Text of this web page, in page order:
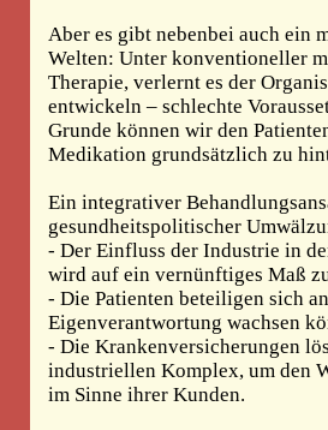
Aber es gibt nebenbei auch ein
Welten: Unter konventioneller
Therapie, verlernt es der
entwickeln – schlechte
Grunde können wir den
Medikation grundsätzlich zu
Ein integrativer
gesundheitspolitischer
- Der Einfluss der Industrie in
wird auf ein vernünftiges Maß
- Die Patienten beteiligen sich
Eigenverantwortung wachsen
- Die Krankenversicherungen
industriellen Komplex, um den
im Sinne ihrer Kunden.